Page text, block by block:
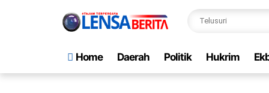
Home Daerah Politik Hukrim